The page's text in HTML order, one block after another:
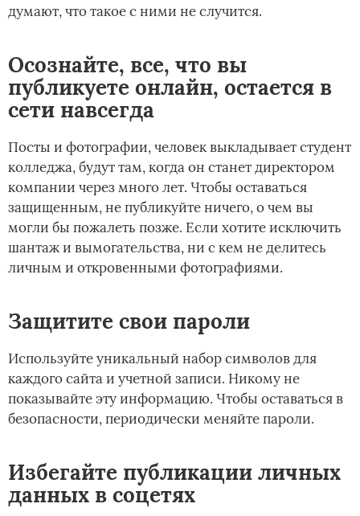
думают, что такое с ними не случится.
Осознайте, все, что вы
публикуете онлайн, остается в
сети навсегда
Посты и фотографии, человек выкладывает студент
колледжа, будут там, когда он станет директором
компании через много лет. Чтобы оставаться
защищенным, не публикуйте ничего, о чем вы
могли бы пожалеть позже. Если хотите исключить
шантаж и вымогательства, ни с кем не делитесь
личным и откровенными фотографиями.
Защитите свои пароли
Используйте уникальный набор символов для
каждого сайта и учетной записи. Никому не
показывайте эту информацию. Чтобы оставаться в
безопасности, периодически меняйте пароли.
Избегайте публикации личных
данных в соцетях